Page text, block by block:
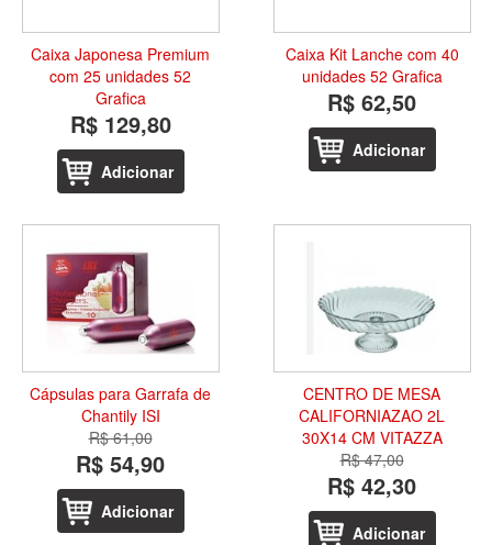
Caixa Japonesa Premium
com 25 unidades 52
Grafica
R$ 129,80
Adicionar
Caixa Kit Lanche com 40
unidades 52 Grafica
R$ 62,50
Adicionar
Cápsulas para Garrafa de
Chantily ISI
R$ 61,00
R$ 54,90
Adicionar
CENTRO DE MESA
CALIFORNIAZAO 2L
30X14 CM VITAZZA
R$ 47,00
R$ 42,30
Adicionar